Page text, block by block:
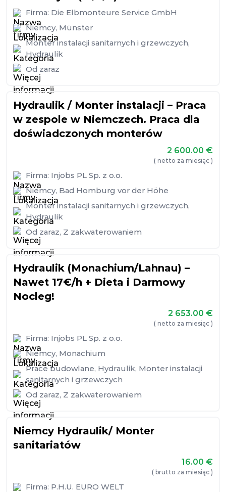
Firma: Die Elbmonteure Service GmbH
Niemcy, Münster
Monter instalacji sanitarnych i grzewczych,
Hydraulik
Od zaraz
Hydraulik / Monter instalacji – Praca
w zespole w Niemczech. Praca dla
doświadczonych monterów
2 600.00 €
( netto za miesiąc )
Firma: Injobs PL Sp. z o.o.
Niemcy, Bad Homburg vor der Höhe
Monter instalacji sanitarnych i grzewczych,
Hydraulik
Od zaraz, Z zakwaterowaniem
Hydraulik (Monachium/Lahnau) –
Nawet 17€/h + Dieta i Darmowy
Nocleg!
2 653.00 €
( netto za miesiąc )
Firma: Injobs PL Sp. z o.o.
Niemcy, Monachium
Prace budowlane, Hydraulik, Monter instalacji
sanitarnych i grzewczych
Od zaraz, Z zakwaterowaniem
Niemcy Hydraulik/ Monter
sanitariatów
16.00 €
( brutto za miesiąc )
Firma: P.H.U. EURO WELT